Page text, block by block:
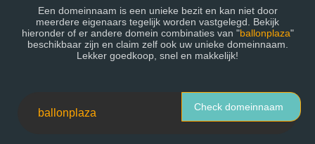
Een domeinnaam is een unieke bezit en kan niet door
meerdere eigenaars tegelijk worden vastgelegd. Bekijk
hieronder of er andere domein combinaties van "ballonplaza"
beschikbaar zijn en claim zelf ook uw unieke domeinnaam.
Lekker goedkoop, snel en makkelijk!
Check domeinnaam